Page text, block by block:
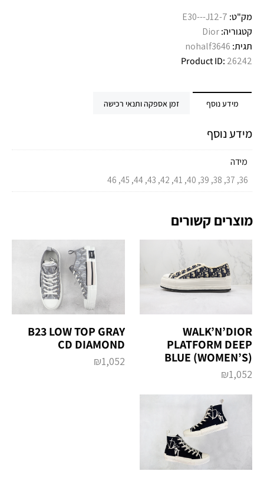
מק"ט: E30---J12-7
קטגוריה:Dior
תגית: nohalf3646
Product ID: 26242
מידע נוסף זמן אספקה ותנאי רכישה
מידע נוסף
מידה
36, 37, 38, 39, 40, 41, 42, 43, 44, 45, 46
מוצרים קשורים
WALK’N’DIOR
PLATFORM DEEP
BLUE (WOMEN’S)
₪1,052
B23 LOW TOP GRAY
CD DIAMOND
₪1,052